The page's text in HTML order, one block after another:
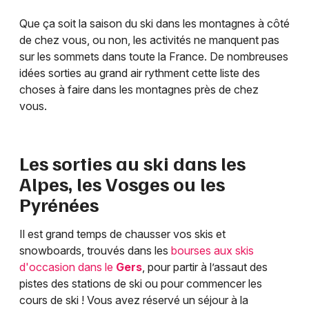
Que ça soit la saison du ski dans les montagnes à côté
de chez vous, ou non, les activités ne manquent pas
sur les sommets dans toute la France. De nombreuses
idées sorties au grand air rythment cette liste des
choses à faire dans les montagnes près de chez
vous.
Les sorties au ski dans les
Alpes, les Vosges ou les
Pyrénées
Il est grand temps de chausser vos skis et
snowboards, trouvés dans les bourses aux skis
d'occasion dans le Gers, pour partir à l’assaut des
pistes des stations de ski ou pour commencer les
cours de ski ! Vous avez réservé un séjour à la